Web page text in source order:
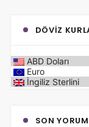
DÖVIZ
ABD Doları
Euro
İngiliz Sterlini
SON